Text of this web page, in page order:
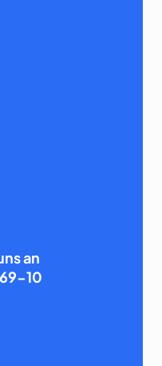
an
10